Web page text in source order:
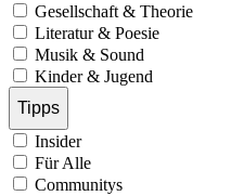
Gesellschaft & Theorie
Literatur & Poesie
Musik & Sound
Kinder & Jugend
Tipps
Insider
Für Alle
Communitys